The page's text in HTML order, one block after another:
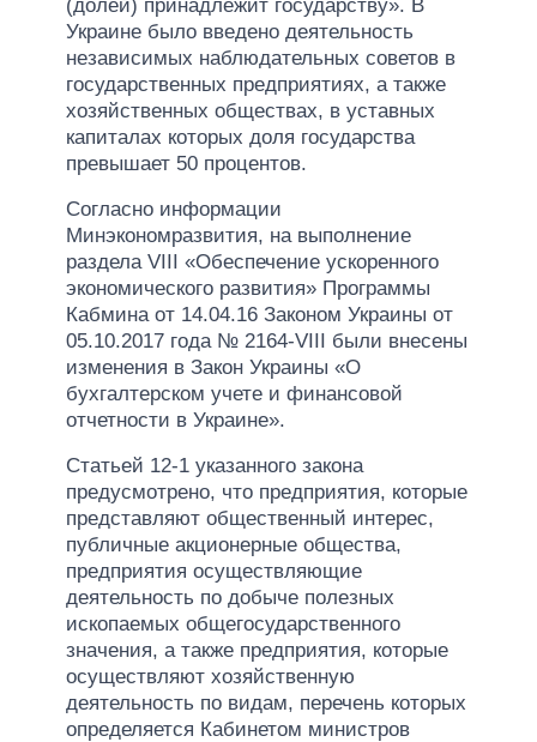
(долей) принадлежит государству». В
Украине было введено деятельность
независимых наблюдательных советов в
государственных предприятиях, а также
хозяйственных обществах, в уставных
капиталах которых доля государства
превышает 50 процентов.
Согласно информации
Минэкономразвития, на выполнение
раздела VIII «Обеспечение ускоренного
экономического развития» Программы
Кабмина от 14.04.16 Законом Украины от
05.10.2017 года № 2164-VIII были внесены
изменения в Закон Украины «О
бухгалтерском учете и финансовой
отчетности в Украине».
Статьей 12-1 указанного закона
предусмотрено, что предприятия, которые
представляют общественный интерес,
публичные акционерные общества,
предприятия осуществляющие
деятельность по добыче полезных
ископаемых общегосударственного
значения, а также предприятия, которые
осуществляют хозяйственную
деятельность по видам, перечень которых
определяется Кабинетом министров